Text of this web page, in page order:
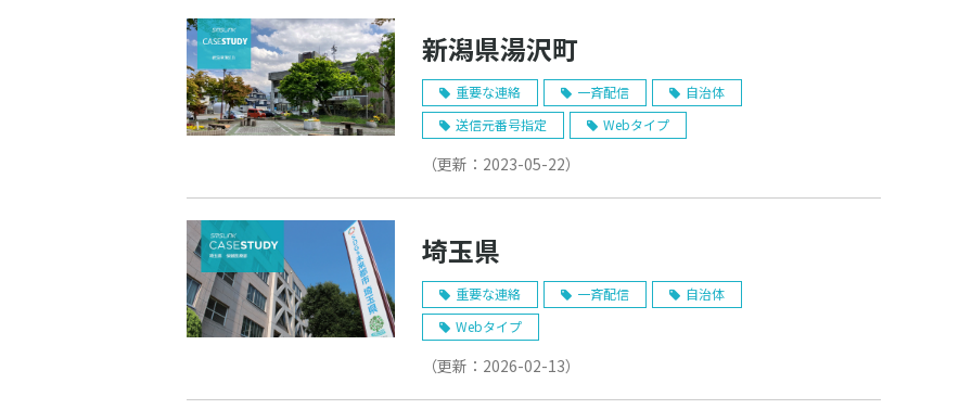
新潟県湯沢町
重要な連絡 一斉配信
自治体
送信元番号指定
Webタイプ
（更新： 2023-05-22）
埼玉県
重要な連絡 一斉配信
自治体
Webタイプ
（更新： 2026-02-13）